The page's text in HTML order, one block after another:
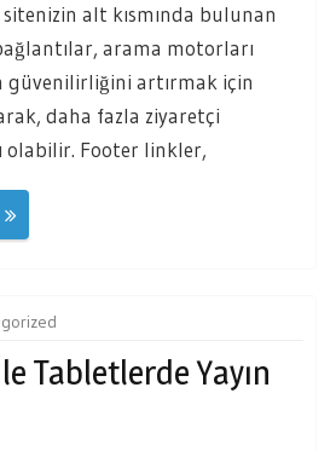
alt kısmında bulunan
arama motorları
güvenilirliğini artırmak için
daha fazla ziyaretçi
olabilir. Footer linkler,
Tabletlerde Yayın